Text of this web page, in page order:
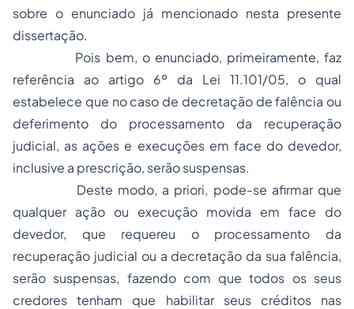
sobre o enunciado já mencionado nesta presente
dissertação.
Pois bem, o enunciado, primeiramente, faz
referência ao artigo 6º da Lei 11.101/05, o qual
estabelece que no caso de decretação de falência ou
deferimento do processamento da recuperação
judicial, as ações e execuções em face do devedor,
inclusive a prescrição, serão suspensas.
Deste modo, a priori, pode-se afirmar que
qualquer ação ou execução movida em face do
devedor, que requereu o processamento da
recuperação judicial ou a decretação da sua falência,
serão suspensas, fazendo com que todos os seus
credores tenham que habilitar seus créditos nas